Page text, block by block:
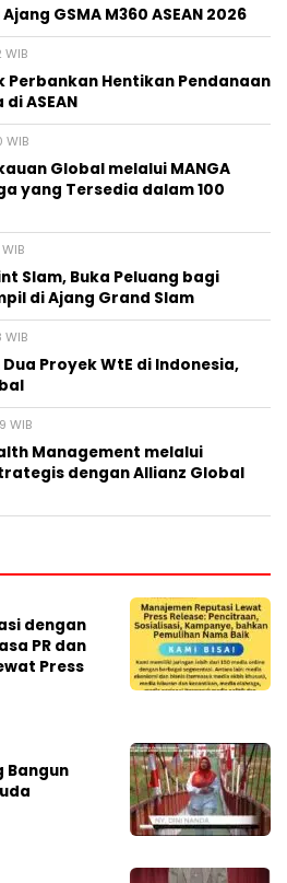
GSMA M360 ASEAN 2026
Perbankan Hentikan Pendanaan
ASEAN
Global melalui MANGA
yang Tersedia dalam 100
Slam, Buka Peluang bagi
di Ajang Grand Slam
Dua Proyek WtE di Indonesia,
WIB
Management melalui
dengan Allianz Global
dengan
PR dan
Press
Bangun